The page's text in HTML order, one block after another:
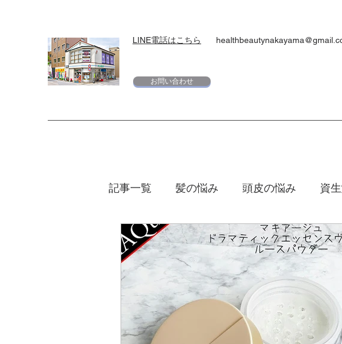
LINE電話はこちら
お問い合わせ
記事一覧 髪の悩み 頭皮の悩み 資
スキンケア 下地 日焼け ｄプ
エリクシール 夏 マキアージュ
マスク 化粧水 熱帯夜 化粧品デ